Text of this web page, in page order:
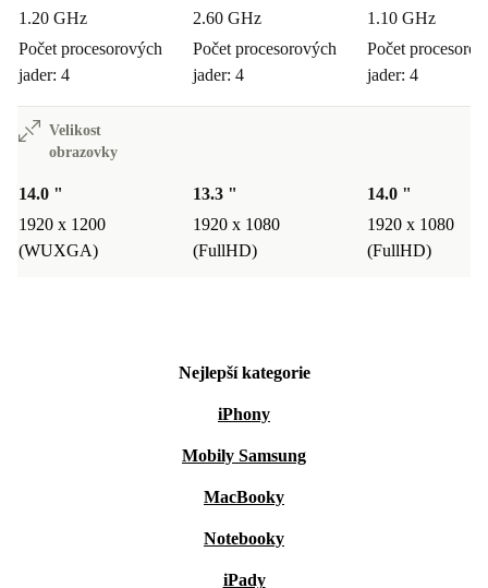
1.20 GHz
Počet procesorových
jader: 4
2.60 GHz
Počet procesorových
jader: 4
1.10 GHz
Počet
jader: 4
Velikost
obrazovky
14.0 "
1920 x 1200
(WUXGA)
13.3 "
1920 x 1080
(FullHD)
14.0 "
1920 x 1080
(FullHD)
Nejlepší kategorie
iPhony
Mobily Samsung
MacBooky
Notebooky
iPady